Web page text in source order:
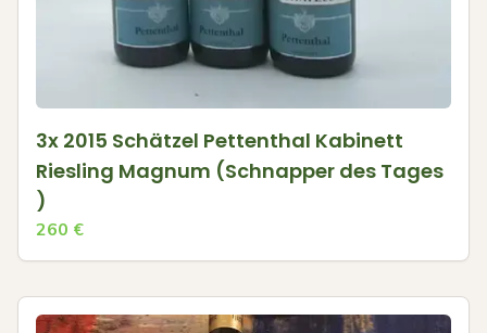
3x 2015 Schätzel Pettenthal Kabinett
Riesling Magnum (Schnapper des Tages
)
260 €